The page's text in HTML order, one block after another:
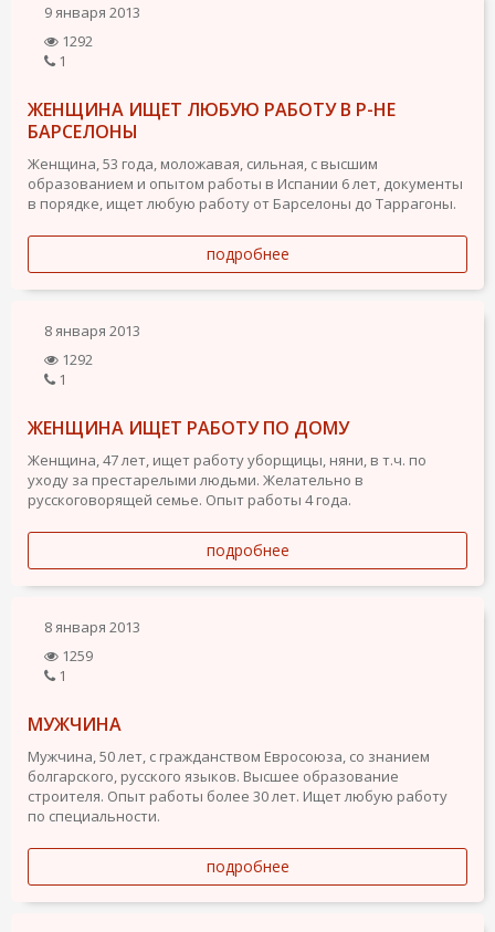
9 января 2013
1292
1
ЖЕНЩИНА ИЩЕТ ЛЮБУЮ РАБОТУ В Р-НЕ
БАРСЕЛОНЫ
Женщина, 53 года, моложавая, сильная, с высшим
образованием и опытом работы в Испании 6 лет, документы
в порядке, ищет любую работу от Барселоны до Таррагоны.
подробнее
8 января 2013
1292
1
ЖЕНЩИНА ИЩЕТ РАБОТУ ПО ДОМУ
Женщина, 47 лет, ищет работу уборщицы, няни, в т.ч. по
уходу за престарелыми людьми. Желательно в
русскоговорящей семье. Опыт работы 4 года.
подробнее
8 января 2013
1259
1
МУЖЧИНА
Мужчина, 50 лет, с гражданством Евросоюза, со знанием
болгарского, русского языков. Высшее образование
строителя. Опыт работы более 30 лет. Ищет любую работу
по специальности.
подробнее